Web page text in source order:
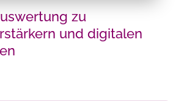
zu
und digitalen